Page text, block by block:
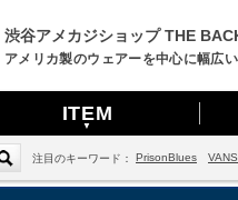
渋谷アメカジショップ THE
アメリカ製のウェアーを中心に幅広
ITEM
▼
注目のキーワード： PrisonBlues